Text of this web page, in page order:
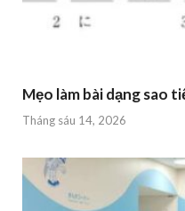
Mẹo làm bài dạng sao
Tháng sáu 14, 2026